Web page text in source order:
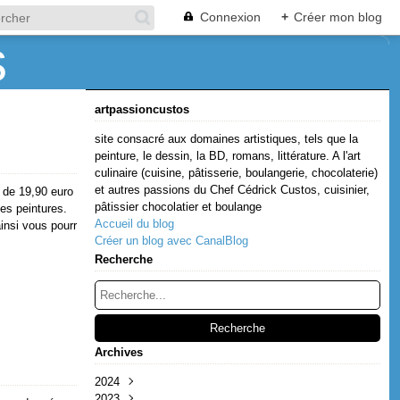
Connexion + Créer mon blog
19,90 euro
peintures.
vous pourr
artpassioncustos
site consacré aux domaines artistiques, tels que la
peinture, le dessin, la BD, romans, littérature. A l'art
culinaire (cuisine, pâtisserie, boulangerie, chocolaterie)
et autres passions du Chef Cédrick Custos, cuisinier,
pâtissier chocolatier et boulange
Accueil du blog
Créer un blog avec CanalBlog
Recherche
Archives
2024